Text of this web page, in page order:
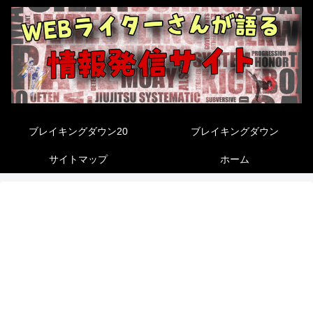
ブレイキングダウン20 ブレイキングダウン
サイトマップ ホーム